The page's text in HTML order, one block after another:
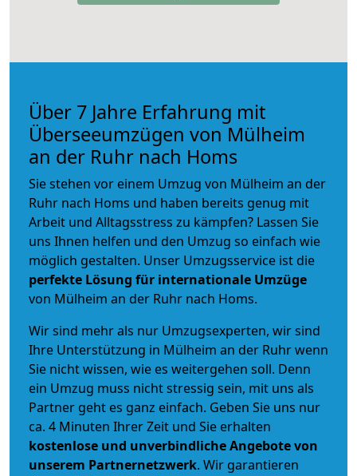
Über 7 Jahre Erfahrung mit
Überseeumzügen von Mülheim
an der Ruhr nach Homs
Sie stehen vor einem Umzug von Mülheim an der
Ruhr nach Homs und haben bereits genug mit
Arbeit und Alltagsstress zu kämpfen? Lassen Sie
uns Ihnen helfen und den Umzug so einfach wie
möglich gestalten. Unser Umzugsservice ist die
perfekte Lösung für internationale Umzüge
von Mülheim an der Ruhr nach Homs.
Wir sind mehr als nur Umzugsexperten, wir sind
Ihre Unterstützung in Mülheim an der Ruhr wenn
Sie nicht wissen, wie es weitergehen soll. Denn
ein Umzug muss nicht stressig sein, mit uns als
Partner geht es ganz einfach. Geben Sie uns nur
ca. 4 Minuten Ihrer Zeit und Sie erhalten
kostenlose und unverbindlicheAngebote von
unserem Partnernetzwerk. Wir garantieren